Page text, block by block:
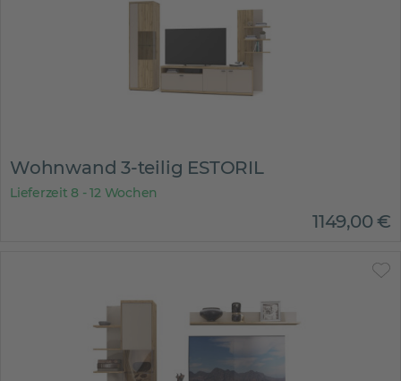
Wohnwand 3-teilig ESTORIL
Lieferzeit 8 - 12 Wochen
1149,00€